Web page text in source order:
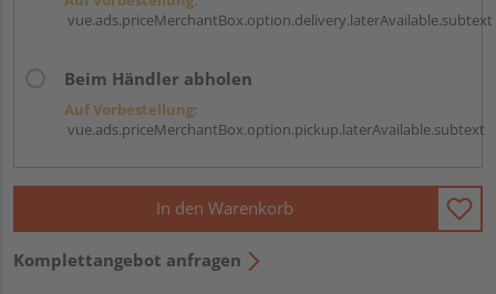
vue.ads.priceMerchantBox.option.delivery.laterAvailable.subtext
Beim Händler abholen
Auf Vorbestellung:
vue.ads.priceMerchantBox.option.pickup.laterAvailable.subtext
In den Warenkorb
Komplettangebot anfragen